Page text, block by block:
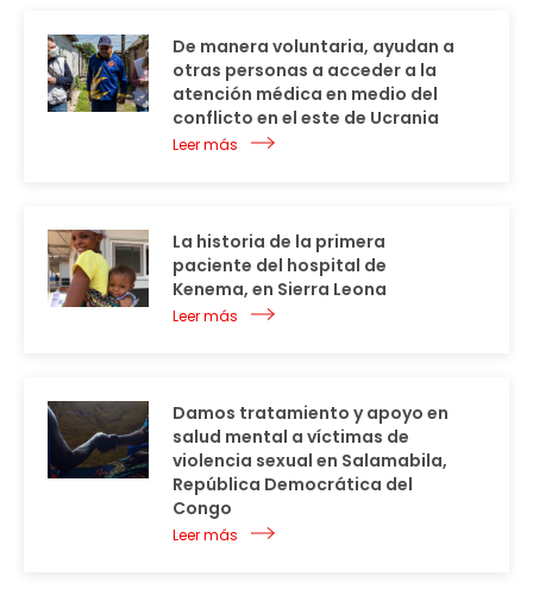
De manera voluntaria, ayudan a
otras personas a acceder a la
atención médica en medio del
conflicto en el este de Ucrania
Leer más
La historia de la primera
paciente del hospital de
Kenema, en Sierra Leona
Leer más
Damos tratamiento y apoyo en
salud mental a víctimas de
violencia sexual en Salamabila,
República Democrática del
Congo
Leer más